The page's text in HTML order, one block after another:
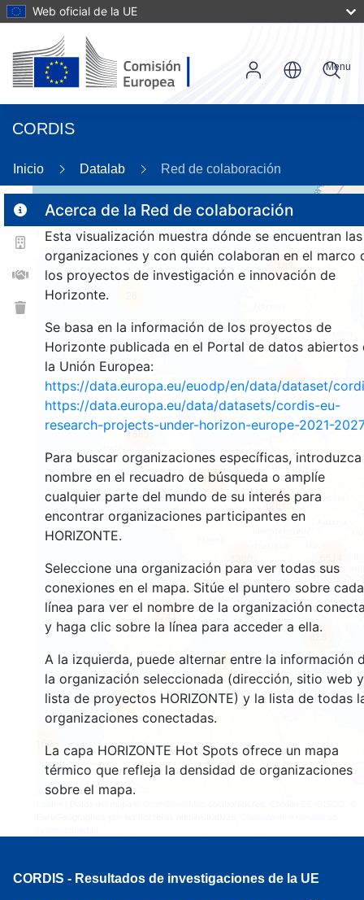
Web oficial de la UE
CORDIS
Menu
Inicio Datalab Red de colaboración
Acerca de la Red de colaboración
Esta visualización muestra dónde se encuentran las
organizaciones y con quién colaboran en el marco
los proyectos de investigación e innovación de
Horizonte.
Se basa en la información de los proyectos de
Horizonte publicada en el Portal de datos abiertos
la Unión Europea:
https://data.europa.eu/euodp/en/data/dataset/
https://data.europa.eu/data/datasets/cordis-eu-
research-projects-under-horizon-europe-2021-2027
Para buscar organizaciones específicas, introduzca
nombre en el recuadro de búsqueda o amplíe
cualquier parte del mundo de su interés para
encontrar organizaciones participantes en
HORIZONTE.
Seleccione una organización para ver todas sus
conexiones en el mapa. Sitúe el puntero sobre cada
línea para ver el nombre de la organización
y haga clic sobre la línea para acceder a ella.
A la izquierda, puede alternar entre la información
la organización seleccionada (dirección, sitio web y
lista de proyectos HORIZONTE) y la lista de todas
organizaciones conectadas.
La capa HORIZONTE Hot Spots ofrece un mapa
térmico que refleja la densidad de organizaciones
sobre el mapa.
7
160
1553
12
62
7741
828
183
2919
10097
12875
CORDIS - Resultados de investigaciones de la UE